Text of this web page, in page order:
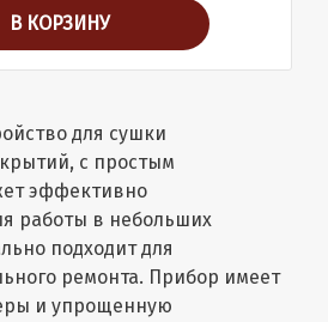
В КОРЗИНУ
для сушки
с простым
эффективно
работы в небольших
подходит для
ремонта. Прибор имеет
и упрощенную